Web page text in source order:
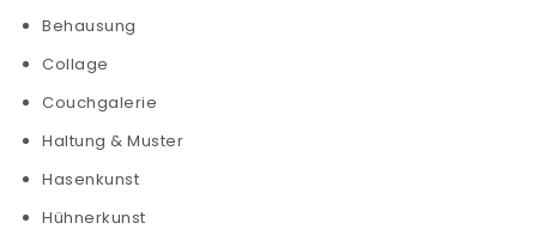
Behausung
Collage
Couchgalerie
Haltung & Muster
Hasenkunst
Hühnerkunst